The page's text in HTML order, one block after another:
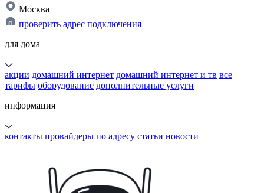
Москва
проверить адрес подключения
для дома
акции домашний интернет домашний интернет и тв все
тарифы оборудование дополнительные услуги
информация
контакты провайдеры по адресу статьи новости